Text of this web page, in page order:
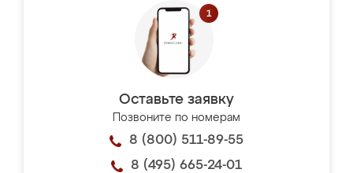
Оставьте заявку
Позвоните по номерам
8 (800) 511-89-55
8 (495) 665-24-01